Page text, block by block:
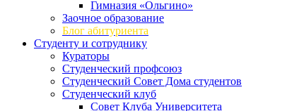
Гимназия «Ольгино»
Заочное образование
Блог абитуриента
Студенту и сотруднику
Кураторы
Студенческий профсоюз
Студенческий Совет Дома студентов
Студенческий клуб
Совет Клуба Университета